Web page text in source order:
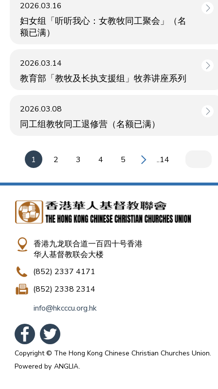
2026.03.16
妇女组「听听我心：女教牧同工聚会」（名
额已满）
2026.03.14
教育部「教牧及长执支援组」牧养讲座系列
2026.03.08
同工组教牧同工退修营（名额已满）
1 2 3 4 5 ..14
香港九龙联合道一百四十号香港
华人基督教联会大楼
(852) 2337 4171
(852) 2338 2314
info@hkcccu.org.hk
Copyright © The Hong Kong Chinese Christian Churches Union.
Powered by ANGLIA.